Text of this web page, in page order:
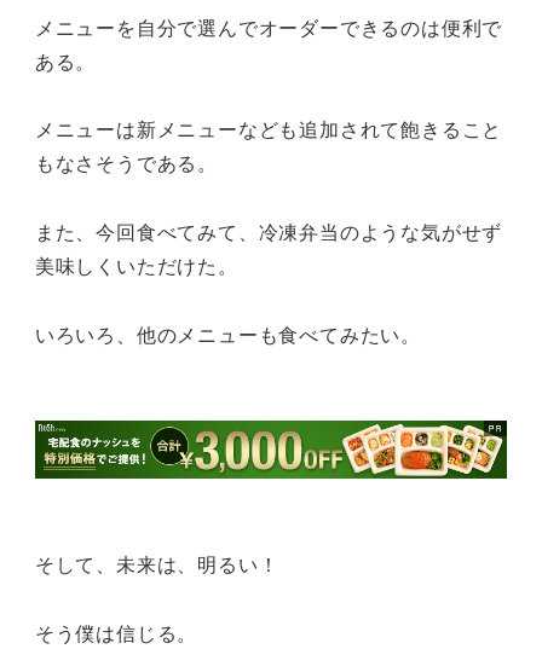
メニューを自分で選んでオーダーできるのは便利で
ある。
メニューは新メニューなども追加されて飽きること
もなさそうである。
また、今回食べてみて、冷凍弁当のような気がせず
美味しくいただけた。
いろいろ、他のメニューも食べてみたい。
そして、未来は、明るい！
そう僕は信じる。